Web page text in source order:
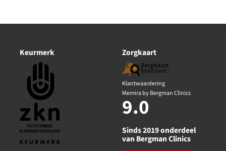
Keurmerk Zorgkaart
Klantwaardering
Memira by Bergman Clinics
9.0
Sinds 2019 onderdeel
van Bergman Clinics